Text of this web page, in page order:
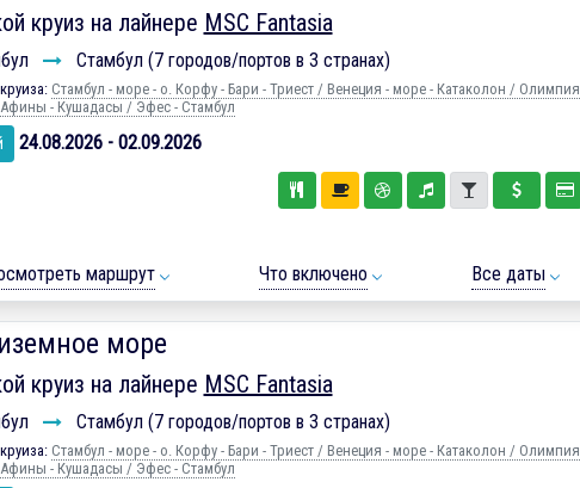
круиз на лайнере MSC Fantasia
Стамбул (7 городов/портов в 3 странах)
Стамбул - море - о. Корфу - Бари - Триест / Венеция - море - Катаколон / Олимпия
- Кушадасы / Эфес - Стамбул
24.08.2026 - 02.09.2026
маршрут Что включено Все даты
море
круиз на лайнере MSC Fantasia
Стамбул (7 городов/портов в 3 странах)
Стамбул - море - о. Корфу - Бари - Триест / Венеция - море - Катаколон / Олимпия
- Кушадасы / Эфес - Стамбул